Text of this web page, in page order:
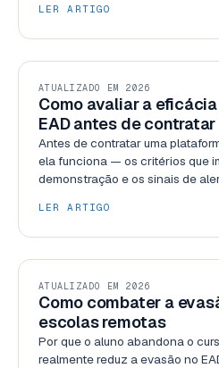
LER ARTIGO
GESTÃO
ATUALIZADO EM 2026
Como avaliar a
EAD antes de contratar
Antes de contratar uma
ela funciona — os critérios que
demonstração e os sinais de
LER ARTIGO
GESTÃO
ATUALIZADO EM 2026
Como combater a
escolas remotas
Por que o aluno abandona o
realmente reduz a evasão no